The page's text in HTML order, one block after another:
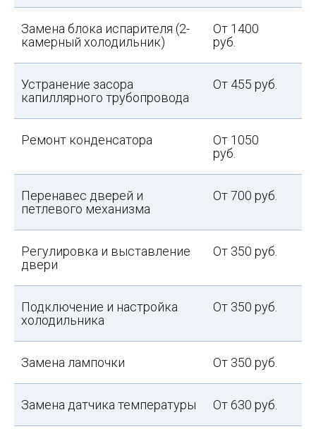
Замена блока испарителя (2-
камерный холодильник)
От 1400
руб.
Устранение засора
капиллярного трубопровода
От 455 руб.
Ремонт конденсатора
От 1050
руб.
Перенавес дверей и
петлевого механизма
От 700 руб.
Регулировка и выставление
двери
От 350 руб.
Подключение и настройка
холодильника
От 350 руб.
Замена лампочки От 350 руб.
Замена датчика температуры От 630 руб.